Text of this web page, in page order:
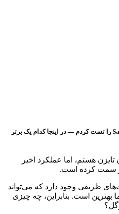
من هر دو Google TV و Samsung Tizen را تست کردم — در اینجا کدام یک برتر
هستم، اما عملکرد اخیر
ظریفی وجود دارد که می‌تواند
است. بنابراین، چه چیزی